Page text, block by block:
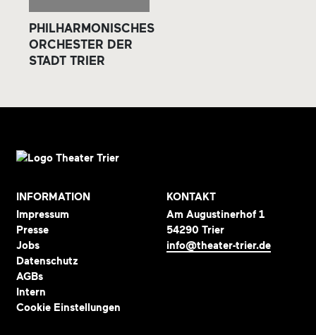
PHILHARMONISCHES
ORCHESTER DER
STADT TRIER
INFORMATION
Impressum
Presse
Jobs
Datenschutz
AGBs
Intern
Cookie Einstellungen
KONTAKT
Am Augustinerhof 1
54290 Trier
info@theater-trier.de